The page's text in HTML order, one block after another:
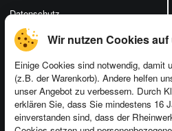
Wir nutzen Cookies
Einige Cookies sind notwendig, damit
(z.B. der Warenkorb). Andere helfen
unser Angebot zu verbessern. Durch
erklären Sie, dass Sie mindestens 16
einverstanden sind, dass der
Kontakt
Newsletter
Für Unternehmen
Datenschutz